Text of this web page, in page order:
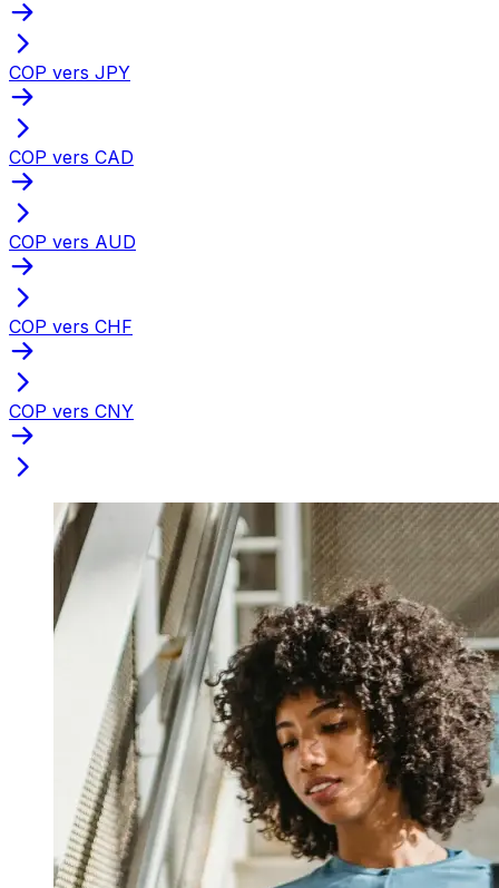
COP vers JPY
COP vers CAD
COP vers AUD
COP vers CHF
COP vers CNY